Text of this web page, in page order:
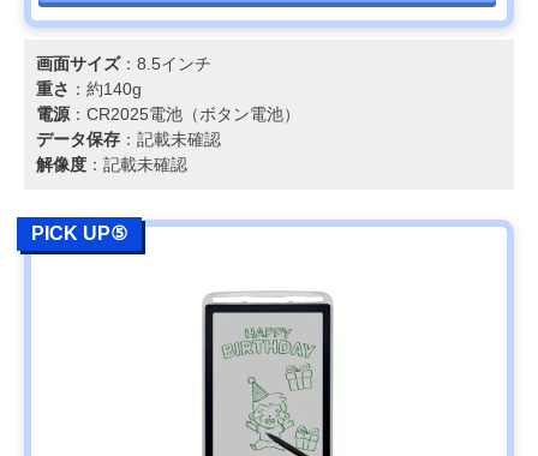
画面サイズ：8.5インチ
重さ ：約140g
電源 ：CR2025電池（ボタン電池）
データ保存 ：記載未確認
解像度 ：記載未確認
PICK UP⑤